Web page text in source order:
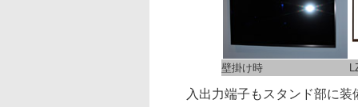
壁掛け時
入出力端子もスタンド部に装